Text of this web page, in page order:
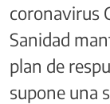
coronavirus
Sanidad
plan de
supone una